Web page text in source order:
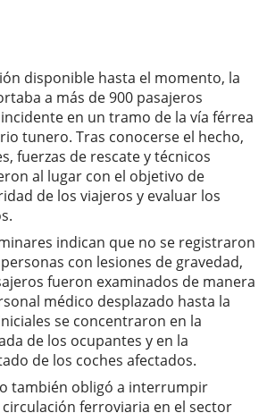
disponible hasta el momento, la
a más de 900 pasajeros
en un tramo de la vía férrea
tunero. Tras conocerse el hecho,
fuerzas de rescate y técnicos
al lugar con el objetivo de
de los viajeros y evaluar los
indican que no se registraron
con lesiones de gravedad,
fueron examinados de manera
médico desplazado hasta la
se concentraron en la
de los ocupantes y en la
de los coches afectados.
también obligó a interrumpir
ferroviaria en el sector